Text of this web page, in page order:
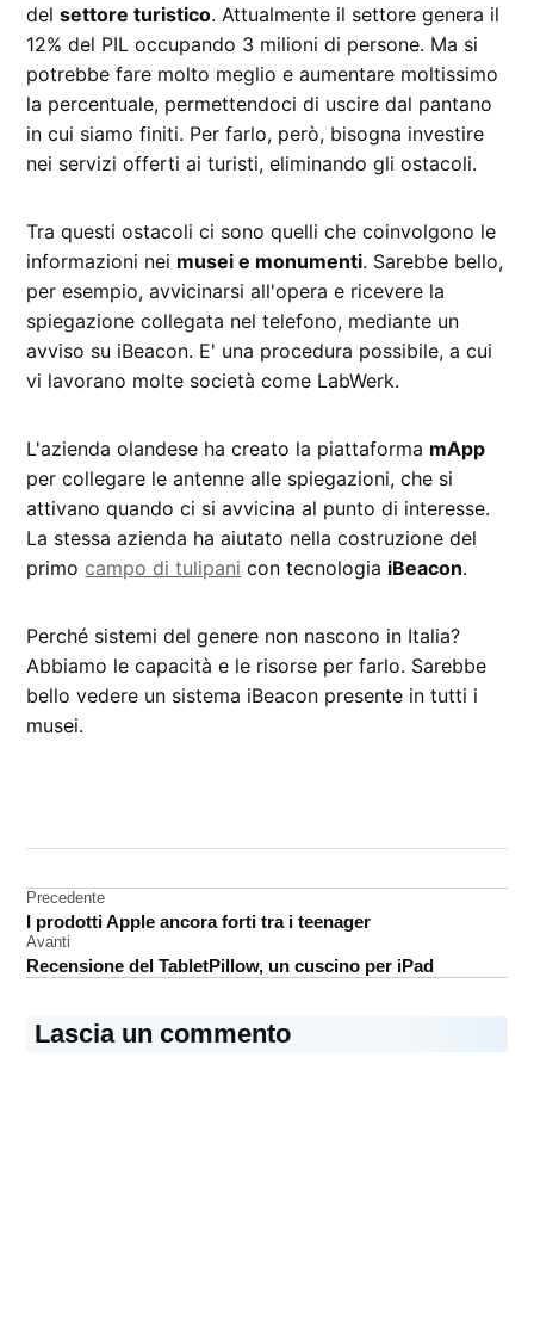
delsettore turistico. Attualmente il settore genera il
12% del PIL occupando 3 milioni di persone. Ma si
potrebbe fare molto meglio e aumentare moltissimo
la percentuale, permettendoci di uscire dal pantano
in cui siamo finiti. Per farlo, però, bisogna investire
nei servizi offerti ai turisti, eliminando gli ostacoli.
Tra questi ostacoli ci sono quelli che coinvolgono le
informazioni nei musei e monumenti. Sarebbe bello,
per esempio, avvicinarsi all'opera e ricevere la
spiegazione collegata nel telefono, mediante un
avviso su iBeacon. E' una procedura possibile, a cui
vi lavorano molte società come LabWerk.
L'azienda olandese ha creato la piattaforma mApp
per collegare le antenne alle spiegazioni, che si
attivano quando ci si avvicina al punto di interesse.
La stessa azienda ha aiutato nella costruzione del
primo campo di tulipani con tecnologia iBeacon.
Perché sistemi del genere non nascono in Italia?
Abbiamo le capacità e le risorse per farlo. Sarebbe
bello vedere un sistema iBeacon presente in tutti i
musei.
iBeacon
Navigazione
articoli
Precedente
I prodotti Apple ancora forti tra i teenager
Avanti
Recensione del TabletPillow, un cuscino per iPad
Lascia un commento